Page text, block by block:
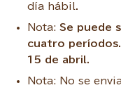
día hábil.
Nota: Se puede
cuatro
15 de abril.
Nota: No se